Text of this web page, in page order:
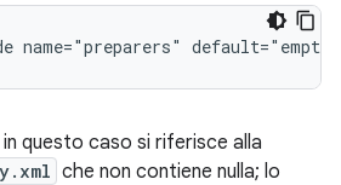
in questo caso si riferisce alla
che non contiene nulla; lo